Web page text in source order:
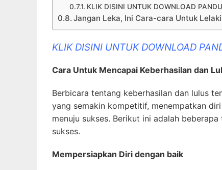
KLIK DISINI UNTUK DOWNLOAD
Jangan Leka, Ini Cara-cara Untuk
KLIK DISINI UNTUK DOWNLOAD
Cara Untuk Mencapai Keberhasilan dan
Berbicara tentang keberhasilan dan lulus
yang semakin kompetitif, menempatkan
menuju sukses. Berikut ini adalah
sukses.
Mempersiapkan Diri dengan baik